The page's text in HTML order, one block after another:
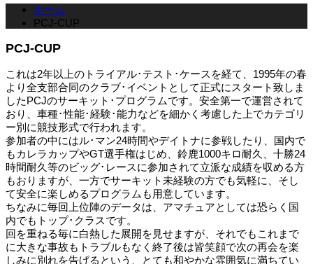
ホーム
PCJ-CUP
PCJ-CUP
これは2年以上のトライアル･テスト･ケースを経て、1995年の春
より全支部合同のクラブ･イベントとして正式にスタート致しま
したPCJのサーキット･プログラムです。安全第一で運営されて
おり、車種･性能･経験･能力などを細かく考慮した上でカテゴリ
ー別に競技形式で行われます。
参加者の中にはル･マン24時間やデイトナに参戦したり、国内で
もカレラカップやGT選手権はじめ、鈴鹿1000キロ耐久、十勝24
時間耐久等のビッグ･レースに参加されて立派な成績を収める方
もおりますが、一方でサーキット未経験の方でも気軽に、そし
て安全に楽しめるプログラムも用意しています。
ちなみに毎回上位陣のデータは、アマチュアとしては恐らく国
内でもトップ･クラスです。
回を重ねる毎に白熱した展開を見せますが、それでもこれまで
に大きな事故もトラブルもなく終了後は皆笑顔で次の再会を楽
しみに別れを告げるという、とても和やかな雰囲気に満ちてい